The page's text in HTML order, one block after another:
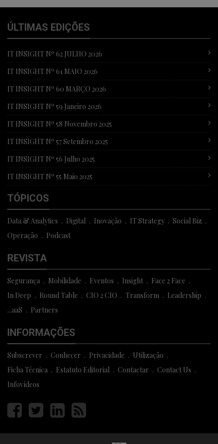
ÚLTIMAS EDIÇÕES
IT INSIGHT Nº 62 JULHO 2026
IT INSIGHT Nº 61 MAIO 2026
IT INSIGHT Nº 60 MARÇO 2026
IT INSIGHT Nº 59 Janeiro 2026
IT INSIGHT Nº 58 Novembro 2025
IT INSIGHT Nº 57 Setembro 2025
IT INSIGHT Nº 56 Julho 2025
IT INSIGHT Nº 55 Maio 2025
TÓPICOS
Data & Analytics Digital Inovação IT Strategy
Social Biz
Operação
Podcast
REVISTA
Segurança Mobilidade Eventos Insight
Face 2 Face
In Deep
Round Table CIO 2 CIO Transform
Leadership
...aaS
Partners
INFORMAÇÕES
Subscrever Conhecer Privacidade
Utilização
Ficha Técnica
Estatuto Editorial Contactar
Contact Us
Infovídeos
Página
facebook
Página
twitter
Página
linkedin
Página
rss